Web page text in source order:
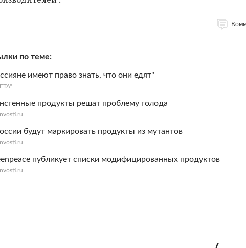
по теме
имеют право знать, что они едят"
продукты решат проблему голода
будут маркировать продукты из мутантов
публикует списки модифицированных продуктов